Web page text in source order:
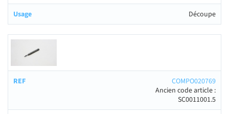
Découpe
COMPO020769
Ancien code article :
SC0011001.5